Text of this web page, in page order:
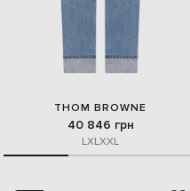
THOM BROWNE
40 846 грн
LXLXXL